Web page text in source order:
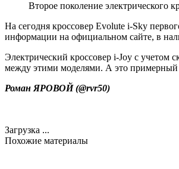
Второе поколение электрического
На сегодня кроссовер Evolute i-Sky
информации на официальном сайте, в
Электрический кроссовер i-Joy с учетом
между этими моделями. А это примерный
Роман ЯРОВОЙ (@rvr50)
Загрузка ...
Похожие материалы